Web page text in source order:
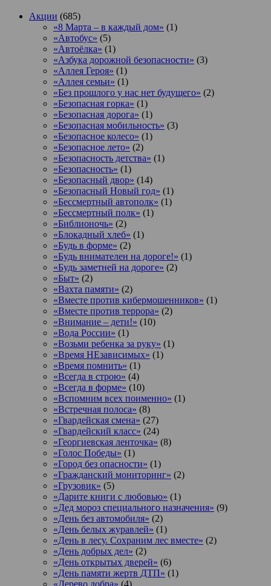
Акции (685)
«8 Марта – в каждый дом» (1)
«Автобус» (5)
«Автоёлка» (1)
«Азбука дорожной безопасности» (3)
«Аллея Героя» (1)
«Аллея семьи» (1)
«Без прошлого у нас нет будущего» (2)
«Безопасная горка» (1)
«Безопасная дорога» (1)
«Безопасная мобильность» (3)
«Безопасное колесо» (1)
«Безопасное лето» (2)
«Безопасность детства» (1)
«Безопасность» (1)
«Безопасный двор» (14)
«Безопасный Новый год» (1)
«Бессмертный автополк» (1)
«Бессмертный полк» (1)
«Библионочь» (2)
«Блокадный хлеб» (1)
«Будь в форме» (2)
«Будь внимателен на дороге!» (1)
«Будь заметней на дороге» (2)
«Быт» (2)
«Вахта памяти» (2)
«Вместе против кибермошенников» (1)
«Вместе против террора» (2)
«Внимание – дети!» (10)
«Вода России» (1)
«Возьми ребенка за руку» (1)
«Время НЕзависимых» (1)
«Время помнить» (1)
«Всегда в строю» (4)
«Всегда в форме» (10)
«Вспомним всех поименно» (1)
«Встречная полоса» (8)
«Гвардейская смена» (27)
«Гвардейский класс» (24)
«Георгиевская ленточка» (8)
«Голос Победы» (1)
«Город без опасности» (1)
«Гражданский мониторинг» (2)
«Грузовик» (5)
«Дарите книги с любовью» (1)
«Дед мороз специального назначения» (9)
«День без автомобиля» (2)
«День белых журавлей» (1)
«День в лесу. Сохраним лес вместе» (2)
«День добрых дел» (2)
«День открытых дверей» (6)
«День памяти жертв ДТП» (1)